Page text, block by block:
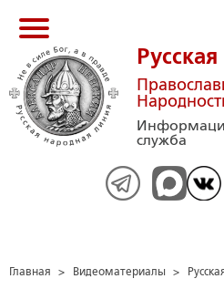
служба
Главная > Видеоматериалы >